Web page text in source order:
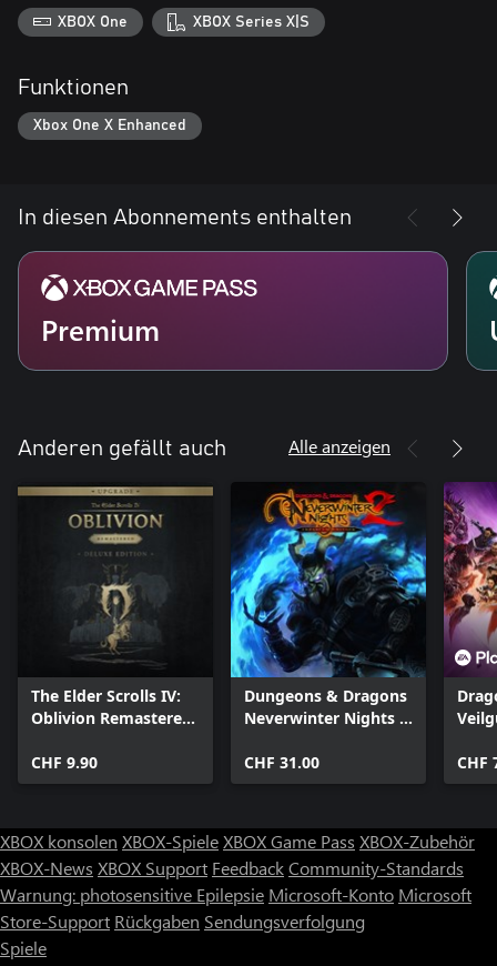
XBOX One XBOX Series X|S
Funktionen
Xbox One X Enhanced
In diesen Abonnements enthalten
Premium
Anderen gefällt auch Alle anzeigen
The Elder Scrolls IV:
Oblivion Remastered
Upgrade
CHF 9.90
Dungeons & Dragons
Neverwinter Nights 2:
CHF 31.00
CHF
XBOX konsolen XBOX-SpieleXBOX Game Pass XBOX-Zubehör
XBOX-News XBOX Support FeedbackCommunity-Standards
Warnung: photosensitive Epilepsie Microsoft-Konto Microsoft
Store-Support Rückgaben Sendungsverfolgung
Spiele